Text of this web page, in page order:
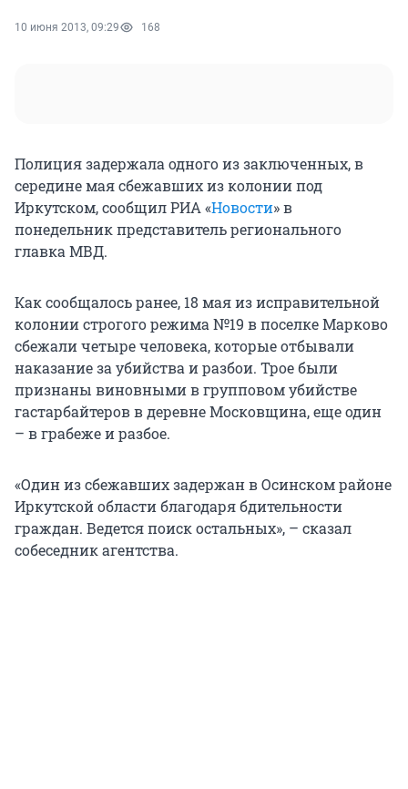
10 июня 2013, 09:29 168
Полиция задержала одного из заключенных, в
середине мая сбежавших из колонии под
Иркутском, сообщил РИА «Новости» в
понедельник представитель регионального
главка МВД.
Как сообщалось ранее, 18 мая из исправительной
колонии строгого режима №19 в поселке Марково
сбежали четыре человека, которые отбывали
наказание за убийства и разбои. Трое были
признаны виновными в групповом убийстве
гастарбайтеров в деревне Московщина, еще один
– в грабеже и разбое.
«Один из сбежавших задержан в Осинском районе
Иркутской области благодаря бдительности
граждан. Ведется поиск остальных», – сказал
собеседник агентства.